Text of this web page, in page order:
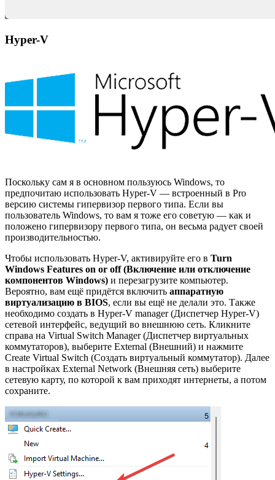
Hyper-V
Поскольку сам я в основном пользуюсь Windows, то
предпочитаю использовать Hyper-V — встроенный в Pro
версию системы гипервизор первого типа. Если вы
пользователь Windows, то вам я тоже его советую — как и
положено гипервизору первого типа, он весьма радует своей
производительностью.
Чтобы использовать Hyper-V, активируйте его в Turn
Windows Features on or off (Включение или отключение
компонентов Windows) и перезагрузите компьютер.
Вероятно, вам ещё придётся включить аппаратную
виртуализацию в BIOS, если вы ещё не делали это. Также
необходимо создать в Hyper-V manager (Диспетчер Hyper-V)
сетевой интерфейс, ведущий во внешнюю сеть. Кликните
справа на Virtual Switch Manager (Диспетчер виртуальных
коммутаторов), выберите External (Внешний) и нажмите
Create Virtual Switch (Создать виртуальный коммутатор). Далее
в настройках External Network (Внешняя сеть) выберите
сетевую карту, по которой к вам приходят интернеты, а потом
сохраните.